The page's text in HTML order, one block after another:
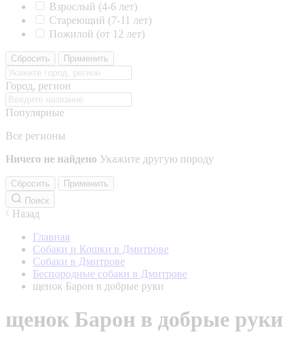
Взрослый (4-6 лет)
Стареющий (7-11 лет)
Пожилой (от 12 лет)
Сбросить Применить
Город, регион
Популярные
Все регионы
Ничего не найдено Укажите другую породу
Сбросить
Применить
Поиск
Назад
Главная
Собаки и Кошки в Дмитрове
Собаки в Дмитрове
Беспородные собаки в Дмитрове
щенок Барон в добрые руки
щенок Барон в добрые руки